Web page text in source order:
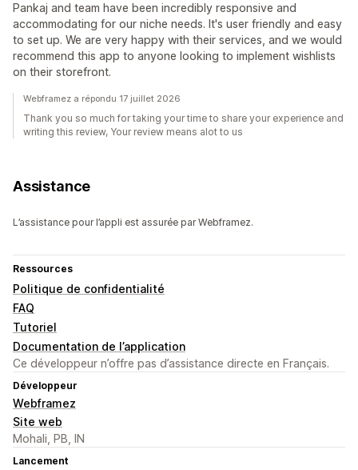
Pankaj and team have been incredibly responsive and
accommodating for our niche needs. It's user friendly and easy
to set up. We are very happy with their services, and we would
recommend this app to anyone looking to implement wishlists
on their storefront.
Webframez a répondu 17 juillet 2026
Thank you so much for taking your time to share your experience and
writing this review, Your review means alot to us
Assistance
L’assistance pour l’appli est assurée par Webframez.
Ressources
Politique de confidentialité
FAQ
Tutoriel
Documentation de l’application
Ce développeur n’offre pas d’assistance directe en Français.
Développeur
Webframez
Site web
Mohali, PB, IN
Lancement